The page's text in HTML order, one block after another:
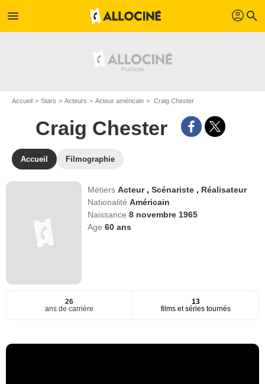
menu profil search
Accueil Stars Acteurs Acteur américain Craig Chester
Craig Chester
Accueil Filmographie
MétiersActeur ,Scénariste , Réalisateur
NationalitéAméricain
Naissance8 novembre 1965
Age60 ans
26
ans de carrière
13
films et séries tournés